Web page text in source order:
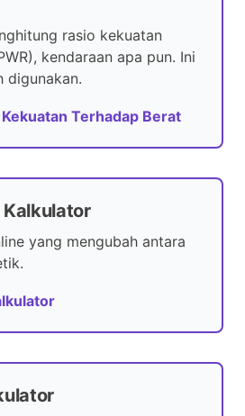
rasio kekuatan
kendaraan apa pun. Ini
digunakan.
Terhadap Berat
Kalkulator
yang mengubah antara